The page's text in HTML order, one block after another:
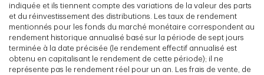
indiquée et ils tiennent compte des variations de la valeur des parts
et du réinvestissement des distributions. Les taux de rendement
mentionnés pour les fonds du marché monétaire correspondent au
rendement historique annualisé basé sur la période de sept jours
terminée à la date précisée (le rendement effectif annualisé est
obtenu en capitalisant le rendement de cette période); il ne
représente pas le rendement réel pour un an. Les frais de vente, de